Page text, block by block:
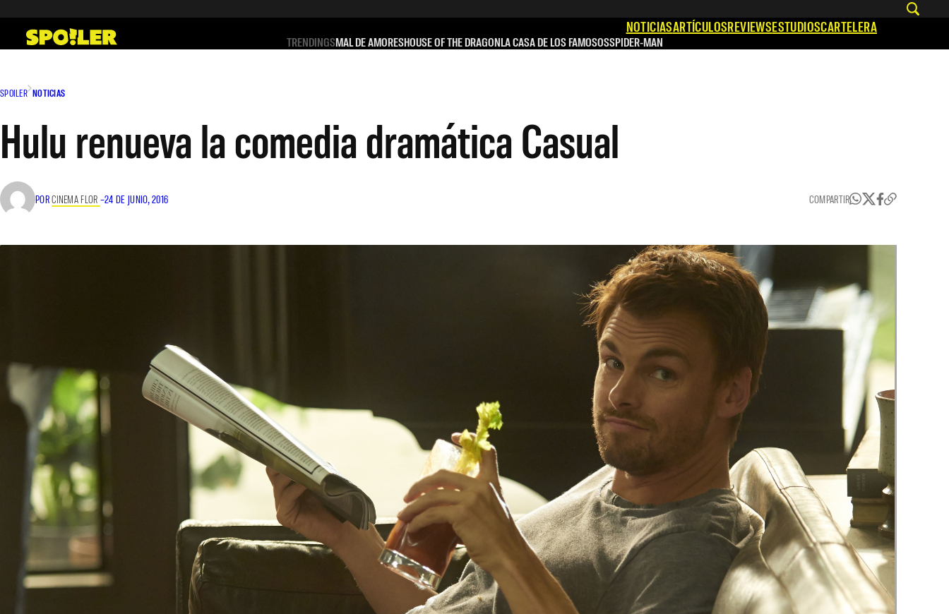
contenido
NOTICIASARTÍCULOSREVIEWSESTUDIOSCARTELERA
TRENDINGSMAL DE AMORESHOUSE OF THE DRAGONLA CASA DE LOS FAMOSOSSPIDER-MAN
SPOILER NOTICIAS
Hulu renueva la comedia dramática Casual
PORCINEMA FLOR –24 DE JUNIO, 2016 COMPARTIR